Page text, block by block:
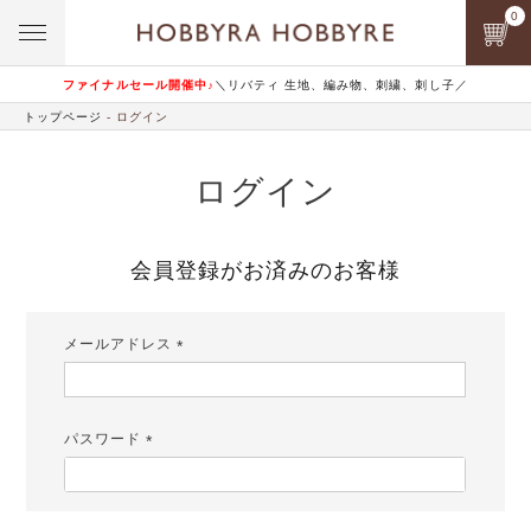
ファイナルセール開催中♪ ＼リバティ 生地、編み物、刺繍、刺し子／
0
トップページ ログイン
ログイン
会員登録がお済みのお客様
メールアドレス
パスワード